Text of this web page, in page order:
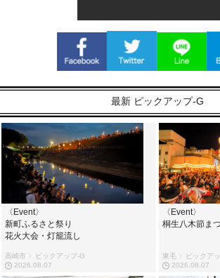
最新 ピックアップ-G
〈Event〉
新町ふるさと祭り
花火大会・灯籠流し
高崎市 〉ピックアップ-G
2026.08.07
〈Event〉
桐生八木節ま
東毛 〉ピックア
2026.08.07